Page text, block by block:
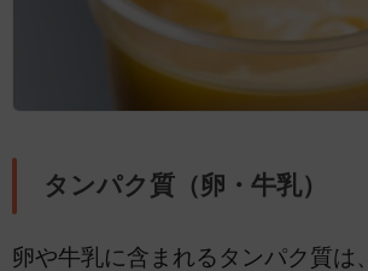
タンパク質（卵・牛乳）
卵や牛乳に含まれるタンパク質は